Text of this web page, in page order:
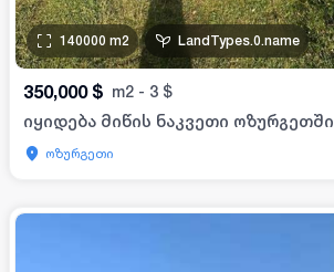
140000 m2 LandTypes.0.name
350,000 $ m2 - 3 $
იყიდება მიწის ნაკვეთი ოზურგეთში
ოზურგეთი